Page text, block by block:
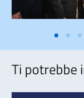
Ti potrebbe